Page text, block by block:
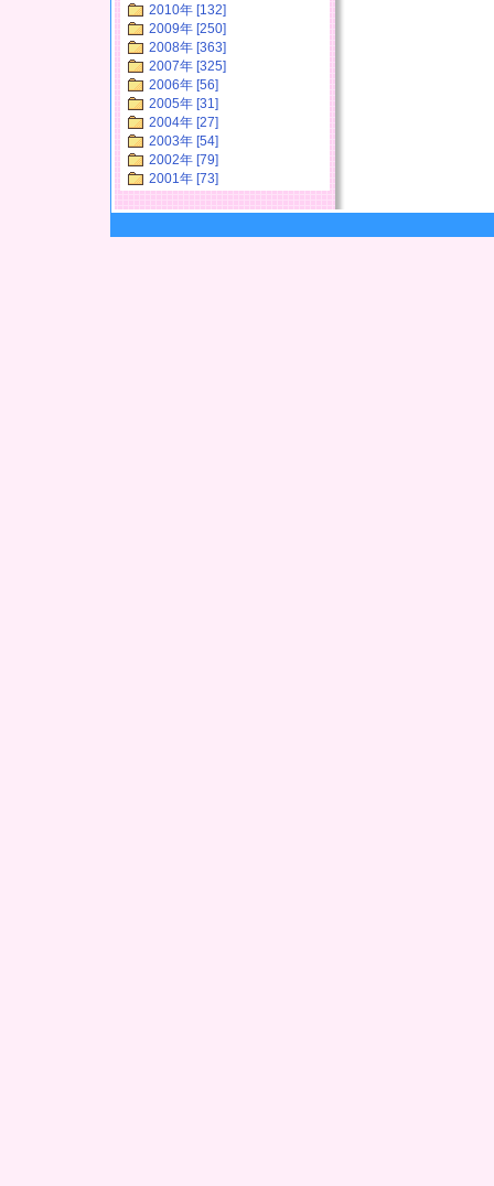
2010年 [132]
2009年 [250]
2008年 [363]
2007年 [325]
2006年 [56]
2005年 [31]
2004年 [27]
2003年 [54]
2002年 [79]
2001年 [73]